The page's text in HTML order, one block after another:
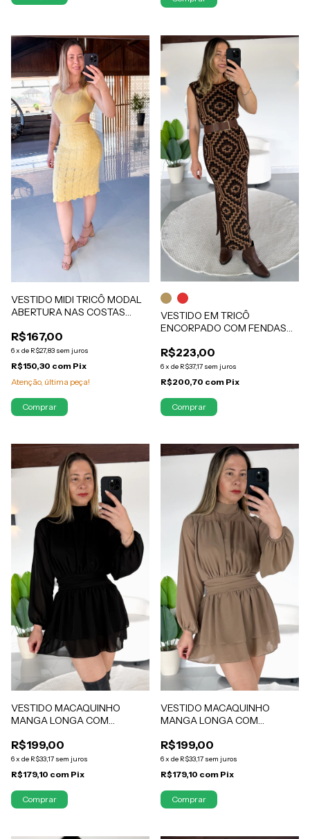
VESTIDO MIDI TRICÔ MODAL
ABERTURA NAS COSTAS
R$167,00
6x de R$27,83 sem juros
R$150,30 com Pix
Atenção, última peça!
VESTIDO EM TRICÔ
ENCORPADO COM FENDAS
R$223,00
6x de R$37,17 sem juros
R$200,70 com Pix
Comprar
VESTIDO MACAQUINHO
MANGA LONGA COM
R$199,00
6x de R$33,17 sem juros
R$179,10 com Pix
VESTIDO MACAQUINHO
MANGA LONGA COM
R$199,00
6x de R$33,17 sem juros
R$179,10 com Pix